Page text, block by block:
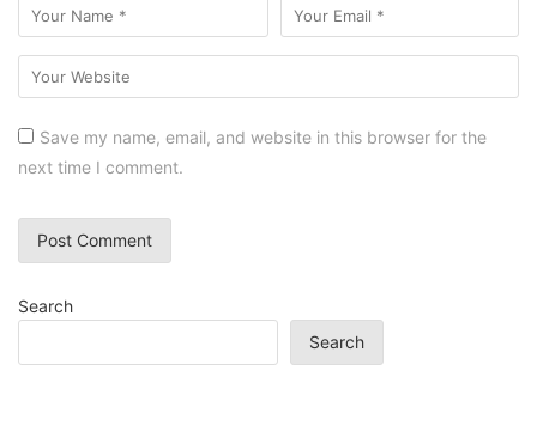
Save my name, email, and website in this browser for the
next time I comment.
Search
Search